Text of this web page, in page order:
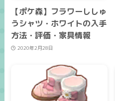
【ポケ森】フラワーししゅ
うシャツ・ホワイトの入手
方法・評価・家具情報
2020年2月28日